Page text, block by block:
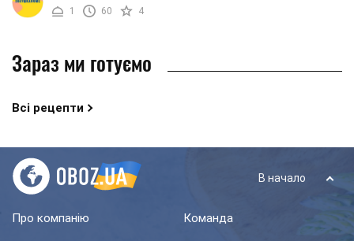
1
60 4
Зараз ми готуємо
Всі рецепти
В начало
Про компанію Команда